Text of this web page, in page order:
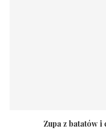
Zupa z batatów